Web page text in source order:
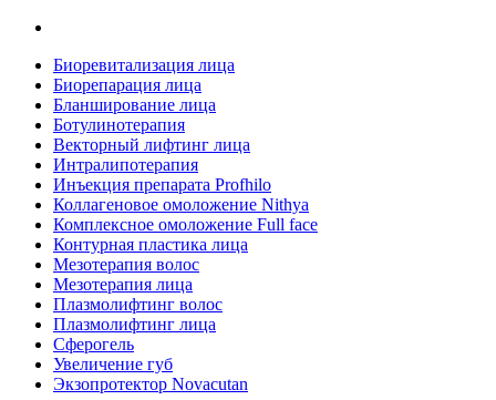
Биоревитализация лица
Биорепарация лица
Бланширование лица
Ботулинотерапия
Векторный лифтинг лица
Интралипотерапия
Инъекция препарата Profhilo
Коллагеновое омоложение Nithya
Комплексное омоложение Full face
Контурная пластика лица
Мезотерапия волос
Мезотерапия лица
Плазмолифтинг волос
Плазмолифтинг лица
Сферогель
Увеличение губ
Экзопротектор Novacutan